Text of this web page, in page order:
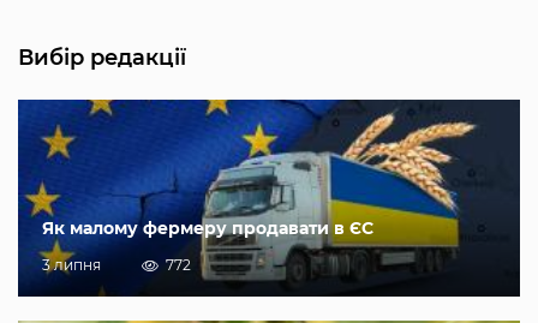
Вибір редакції
Як малому фермеру продавати в ЄС
3 липня 772